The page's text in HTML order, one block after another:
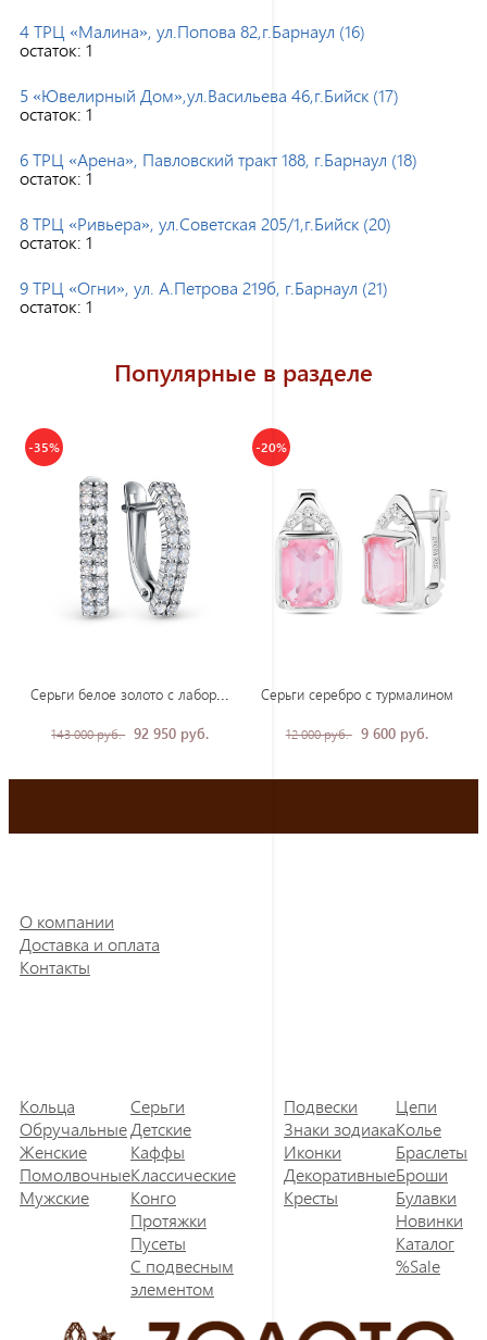
4 ТРЦ «Малина», ул.Попова 82,г.Барнаул (16)
остаток: 1
5 «Ювелирный Дом»,ул.Васильева 46,г.Бийск (17)
остаток: 1
6 ТРЦ «Арена», Павловский тракт 188, г.Барнаул (18)
остаток: 1
8 ТРЦ «Ривьера», ул.Советская 205/1,г.Бийск (20)
остаток: 1
9 ТРЦ «Огни», ул. А.Петрова 219б, г.Барнаул (21)
остаток: 1
Популярные в разделе
-35%
143 000 руб. 92 950 руб.
-20%
Серьги серебро с турмалином
12 000 руб. 9 600 руб.
О компании
Доставка и оплата
Контакты
Кольца
Обручальные
Женские
Помолвочные
Мужские
Серьги
Детские
Каффы
Классические
Конго
Протяжки
Пусеты
С подвесным
элементом
Подвески
Знаки зодиака
Иконки
Декоративные
Кресты
Цепи
Колье
Браслеты
Броши
Булавки
Новинки
Каталог
%Sale